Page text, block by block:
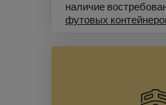
наличие
футовых